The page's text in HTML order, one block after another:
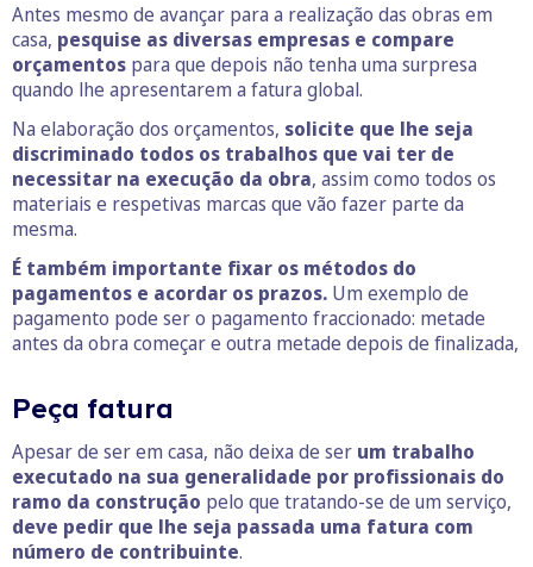
Antes mesmo de avançar para a realização das obras em
casa, pesquise as diversas empresas e compare
orçamentos para que depois não tenha uma surpresa
quando lhe apresentarem a fatura global.
Na elaboração dos orçamentos, solicite que lhe seja
discriminado todos os trabalhos que vai ter de
necessitar na execução da obra, assim como todos os
materiais e respetivas marcas que vão fazer parte da
mesma.
É também importante fixar os métodos do
pagamentos e acordar os prazos. Um exemplo de
pagamento pode ser o pagamento fraccionado: metade
antes da obra começar e outra metade depois de finalizada,
Peça fatura
Apesar de ser em casa, não deixa de ser um trabalho
executado na sua generalidade por profissionais do
ramo da construção pelo que tratando-se de um serviço,
deve pedir que lhe seja passada uma fatura com
número de contribuinte.